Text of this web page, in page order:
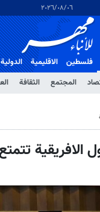
٠٦‏/٠٨‏/٢٠٢٦
المجتمع الثقافة
فلسطین الاقلیمیة الدولية
الافريقية